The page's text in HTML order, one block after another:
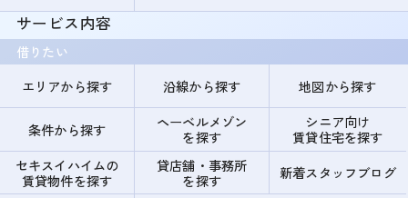
サービス内容
借りたい
エリアから探す
沿線から探す 地図から探す
条件から探す
ヘーベルメゾン
を探す
シニア向け
賃貸住宅を探す
セキスイハイムの
賃貸物件を探す
貸店舗・事務所
を探す
新着スタッフブログ